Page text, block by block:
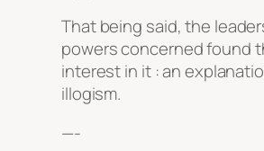
That being said, the
powers concerned found
interest in it : an
illogism.
—-